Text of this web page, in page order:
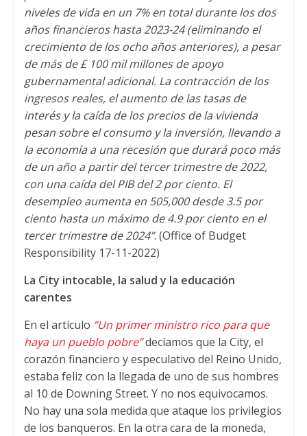
niveles de vida en un 7% en total durante los dos
años financieros hasta 2023-24 (eliminando el
crecimiento de los ocho años anteriores), a pesar
de más de £ 100 mil millones de apoyo
gubernamental adicional. La contracción de los
ingresos reales, el aumento de las tasas de
interés y la caída de los precios de la vivienda
pesan sobre el consumo y la inversión, llevando a
la economía a una recesión que durará poco más
de un año a partir del tercer trimestre de 2022,
con una caída del PIB del 2 por ciento. El
desempleo aumenta en 505,000 desde 3.5 por
ciento hasta un máximo de 4.9 por ciento en el
tercer trimestre de 2024”. (Office of Budget
Responsibility 17-11-2022)
La City intocable, la salud y la educación
carentes
En el artículo “Un primer ministro rico para que
haya un pueblo pobre”decíamos que la City, el
corazón financiero y especulativo del Reino Unido,
estaba feliz con la llegada de uno de sus hombres
al 10 de Downing Street. Y no nos equivocamos.
No hay una sola medida que ataque los privilegios
de los banqueros. En la otra cara de la moneda,